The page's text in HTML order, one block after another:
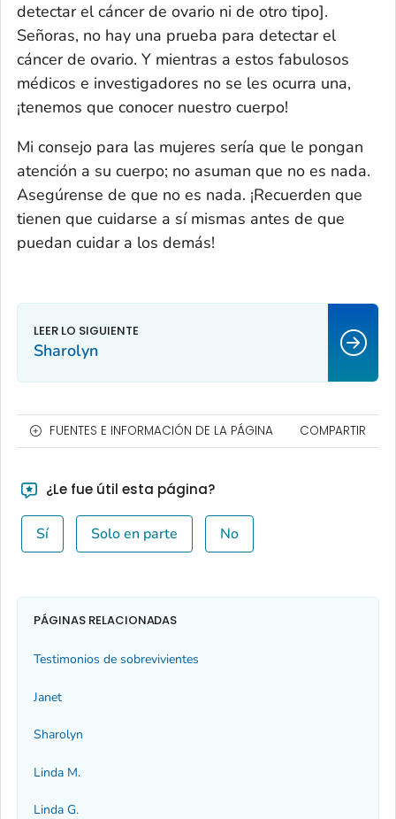
detectar el cáncer de ovario ni de otro tipo].
Señoras, no hay una prueba para detectar el
cáncer de ovario. Y mientras a estos fabulosos
médicos e investigadores no se les ocurra una,
¡tenemos que conocer nuestro cuerpo!
Mi consejo para las mujeres sería que le pongan
atención a su cuerpo; no asuman que no es nada.
Asegúrense de que no es nada. ¡Recuerden que
tienen que cuidarse a sí mismas antes de que
puedan cuidar a los demás!
Sharolyn
FUENTES E INFORMACIÓN DE LA PÁGINA COMPARTIR
¿Le fue útil esta página?
Sí Solo en parte No
PÁGINAS RELACIONADAS
Testimonios de sobrevivientes
Janet
Sharolyn
Linda M.
Linda G.